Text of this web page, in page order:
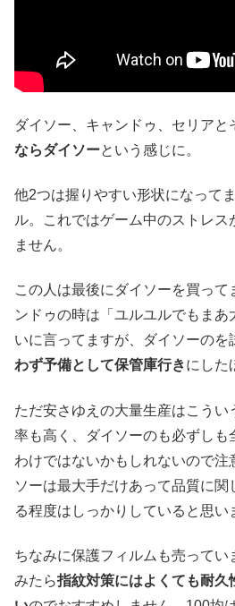
ダイソー、キャンドゥ、セリアと
ならダイソーという感じに。
他2つは握りやすい形状になって
ル。これではゲーム中のストレス
ません。
この人は最後にダイソーを買って
ンドゥの時は「ユルユルでもまあ
いに言ってますが、ダイソーのを
わず予備として保管庫行きにした
ただ安さゆえの大量生産はこうい
率も高く、ダイソーのも必ずしも
わけではないかもしれないので注
ソーは最大手だけあって品質に
る程度はしっかりしていると思い
ちなみに保護フィルムも売ってい
みたら指紋対策にはよくても耐久